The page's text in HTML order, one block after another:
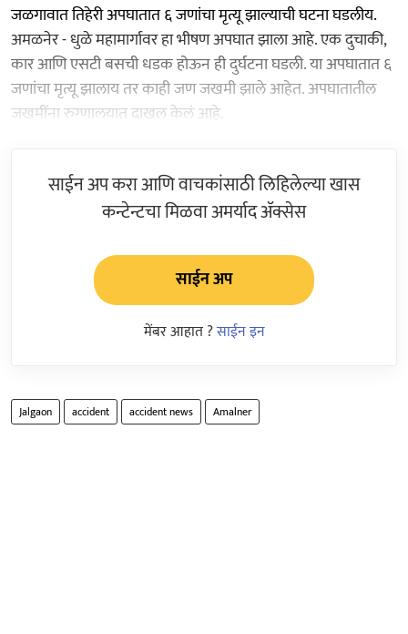
जळगावात तिहेरी अपघातात ६ जणांचा मृत्यू झाल्याची घटना घडलीय.
अमळनेर - धुळे महामार्गावर हा भीषण अपघात झाला आहे. एक दुचाकी,
कार आणि एसटी बसची धडक होऊन ही दुर्घटना घडली. या अपघातात ६
जणांचा मृत्यू झालाय तर काही जण जखमी झाले आहेत. अपघातातील
जखमींना रुग्णालयात दाखल केलं आहे.
साईन अप करा आणि वाचकांसाठी लिहिलेल्या खास
कन्टेन्टचा मिळवा अमर्याद ॲक्सेस
साईन अप
मेंबर आहात ?साईन इन
Jalgaon accident accident news Amalner